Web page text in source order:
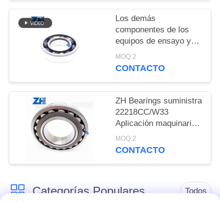
POLÍTICA
DE
PRIVACIDAD
Los demás
componentes de los
equipos de ensayo y
ensayo de la industria
de la construcción
MOQ:2
CONTACTO
ZH Bearings suministra
22218CC/W33
Aplicación maquinaria,
etc.
MOQ:2
CONTACTO
Categorías Populares Todos